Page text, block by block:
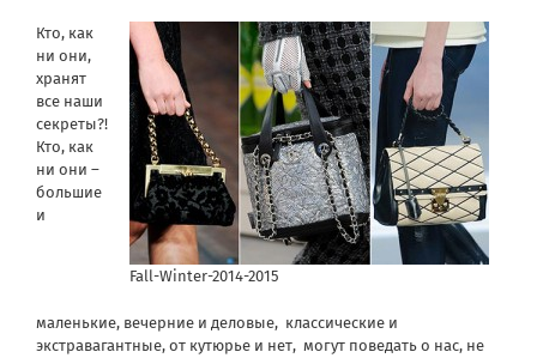
Fall-Winter-2014-2015
Кто, как
ни они,
хранят
все наши
секреты?!
Кто, как
ни они –
большие
и
маленькие, вечерние и деловые, классические и
экстравагантные, от кутюрье и нет, могут поведать о нас, не